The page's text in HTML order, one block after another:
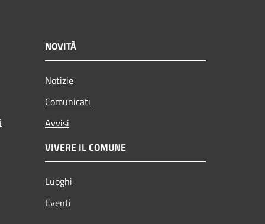
NOVITÀ
Notizie
Comunicati
Avvisi
VIVERE IL COMUNE
Luoghi
Eventi